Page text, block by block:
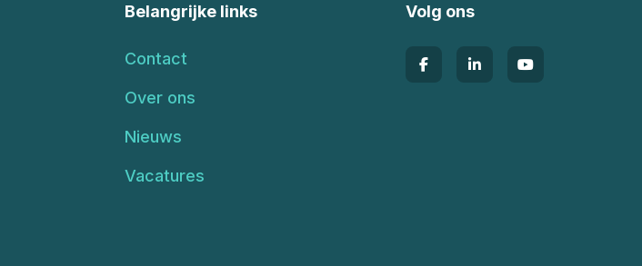
Belangrijke links
Contact
Over ons
Nieuws
Vacatures
Volg ons